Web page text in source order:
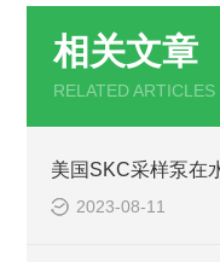
相关文章
RELATED ARTICLES
2023-08-11